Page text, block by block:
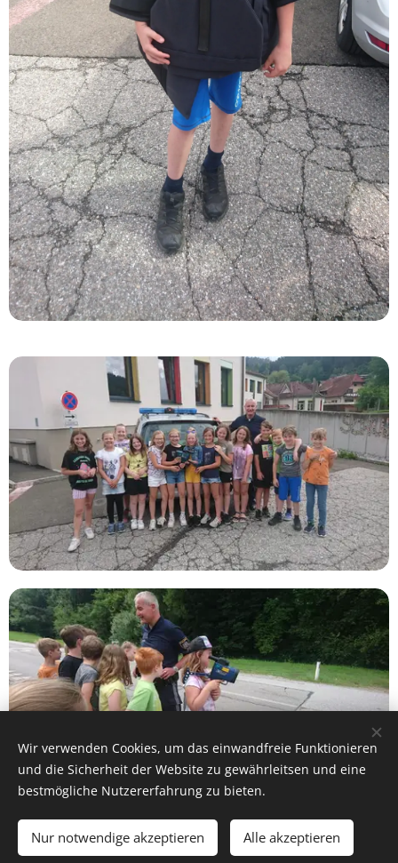
Wir verwenden Cookies, um das einwandfreie Funktionieren
und die Sicherheit der Website zu gewährleitsen und eine
bestmögliche Nutzererfahrung zu bieten.
Nur notwendige akzeptieren Alle akzeptieren